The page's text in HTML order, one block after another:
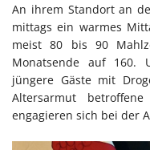
An ihrem Standort an
mittags ein warmes
meist 80 bis 90
Monatsende auf 160.
jüngere Gäste mit
Altersarmut
engagieren sich bei der